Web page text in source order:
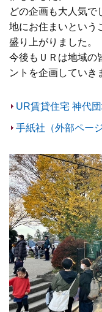
どの企画も大人気で
地にお住まいという
盛り上がりました。
今後もＵＲは地域の
ントを企画していき
UR賃貸住宅 神代
手紙社（外部ページ